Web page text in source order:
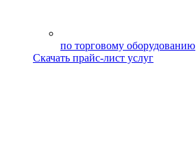
по торговому оборудованию
Скачать прайс-лист услуг